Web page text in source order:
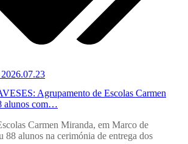
Agrupamento de Escolas Carmen
alunos com…
Carmen Miranda, em Marco de
88 alunos na cerimónia de entrega dos